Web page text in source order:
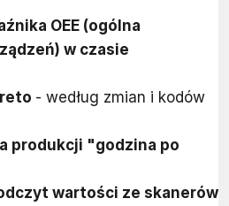
OEE (ogólna
w czasie
- według zmian i kodów
produkcji "godzina po
wartości ze skanerów